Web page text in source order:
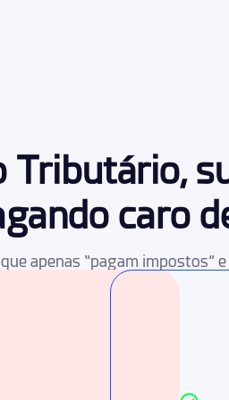
Tributário,
caro
apenas “pagam impostos”